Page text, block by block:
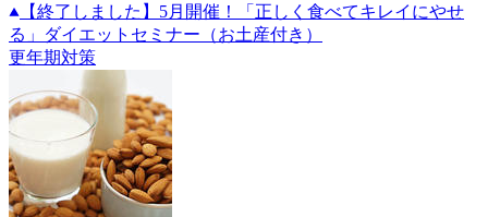
【終了しました】5月開催！「正しく食べてキレイにやせ
る」ダイエットセミナー（お土産付き）
更年期対策